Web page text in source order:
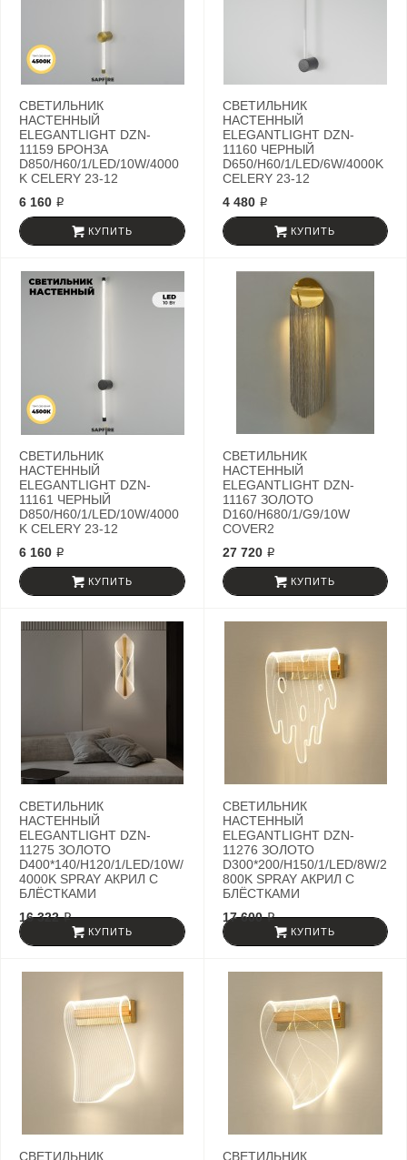
СВЕТИЛЬНИК
НАСТЕННЫЙ
ELEGANTLIGHT DZN-
11159 БРОНЗА
D850/H60/1/LED/10W/4000
K CELERY 23-12
6 160 ₽
КУПИТЬ
СВЕТИЛЬНИК
НАСТЕННЫЙ
ELEGANTLIGHT DZN-
11160 ЧЕРНЫЙ
D650/H60/1/LED/6W/4000K
CELERY 23-12
4 480 ₽
КУПИТЬ
СВЕТИЛЬНИК
НАСТЕННЫЙ
ELEGANTLIGHT DZN-
11161 ЧЕРНЫЙ
D850/H60/1/LED/10W/4000
K CELERY 23-12
6 160 ₽
КУПИТЬ
СВЕТИЛЬНИК
НАСТЕННЫЙ
ELEGANTLIGHT DZN-
11167 ЗОЛОТО
D160/H680/1/G9/10W
COVER2
27 720 ₽
КУПИТЬ
СВЕТИЛЬНИК
НАСТЕННЫЙ
ELEGANTLIGHT DZN-
11275 ЗОЛОТО
D400*140/H120/1/LED/10W/
4000K SPRAY АКРИЛ С
БЛЁСТКАМИ
16 322 ₽
КУПИТЬ
СВЕТИЛЬНИК
НАСТЕННЫЙ
ELEGANTLIGHT DZN-
11276 ЗОЛОТО
D300*200/H150/1/LED/8W/2
800K SPRAY АКРИЛ С
БЛЁСТКАМИ
17 600 ₽
КУПИТЬ
СВЕТИЛЬНИК СВЕТИЛЬНИК